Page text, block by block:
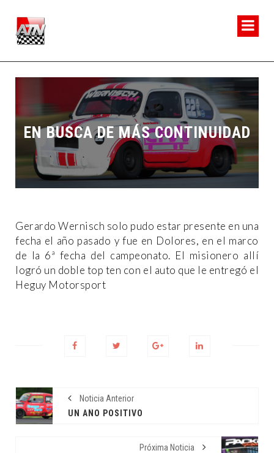
EN BUSCA DE MÁS CONTINUIDAD
Gerardo Wernisch solo pudo estar presente en una
fecha el año pasado y fue en Dolores, en el marco
de la 6ª fecha del campeonato. El misionero allí
logró un doble top ten con el auto que le entregó el
Heguy Motorsport
Noticia Anterior
UN AÑO POSITIVO
Próxima Noticia